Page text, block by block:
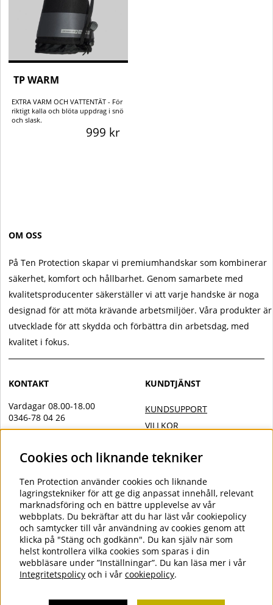
TP WARM
EXTRA VARM OCH VATTENTÄT - För
riktigt kalla och blöta uppdrag i snö
och slask.
999 kr
OM OSS
På Ten Protection skapar vi premiumhandskar som kombinerar
säkerhet, komfort och hållbarhet. Genom samarbete med
kvalitetsproducenter säkerställer vi att varje handske är noga
designad för att möta krävande arbetsmiljöer. Våra produkter är
utvecklade för att skydda och förbättra din arbetsdag, med
kvalitet i fokus.
KONTAKT
Vardagar 08.00-18.00
0346-78 04 26
info@tenprotection.com
Order
order@tenprotection.se
KUNDTJÄNST
KUNDSUPPORT
VILLKOR
DOC
COOKIES
FÖLJ OSS
LINKEDIN
Cookies och liknande tekniker
Ten Protection använder cookies och liknande
lagringstekniker för att ge dig anpassat innehåll, relevant
marknadsföring och en bättre upplevelse av vår
webbplats. Du bekräftar att du har läst vår cookiepolicy
och samtycker till vår användning av cookies genom att
klicka på "Stäng och godkänn". Du kan själv när som
helst kontrollera vilka cookies som sparas i din
webbläsare under ”Inställningar”. Du kan läsa mer i vår
Integritetspolicy och i vår cookiepolicy.